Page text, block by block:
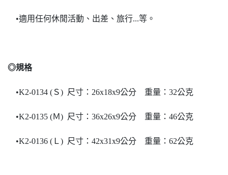
•適用任何休閒活動、出差、旅行...等。
◎規格
•K2-0134 (Ｓ) 尺寸：26x18x9公分 重量：32公克
•K2-0135 (Ｍ) 尺寸：36x26x9公分 重量：46公克
•K2-0136 (Ｌ) 尺寸：42x31x9公分 重量：62公克